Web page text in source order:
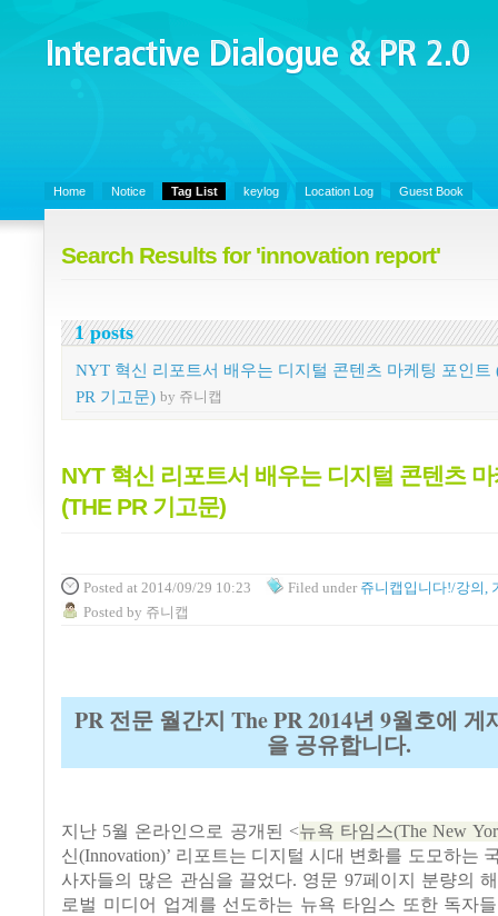
Interactive Dialogue &
PR 2.0
Home Notice Tag List keylog Location Log Guest Book
Search Results for 'innovation report'
1 posts
NYT 혁신 리포트서 배우는 디지털 콘텐츠 마케팅 포인트
PR 기고문) by 쥬니캡
NYT 혁신 리포트서 배우는 디지털 콘텐츠
(THE PR 기고문)
Posted at 2014/09/29 10:23 Filed under 쥬니캡입니다!/강의,
Posted by 쥬니캡
PR 전문 월간지 The PR 2014년 9월호에 게
을 공유합니다.
지난 5월 온라인으로 공개된 <뉴욕 타임스(The New
신(Innovation)’ 리포트는 디지털 시대 변화를 도모하는
사자들의 많은 관심을 끌었다. 영문 97페이지 분량의
로벌 미디어 업계를 선도하는 뉴욕 타임스 또한 독자